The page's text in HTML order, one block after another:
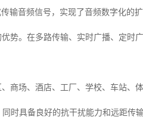
输音频信号，实现了音频数字化的
势。在多路传输、实时广播、定时
商场、酒店、工厂、学校、车站、
时具备良好的抗干扰能力和远距传